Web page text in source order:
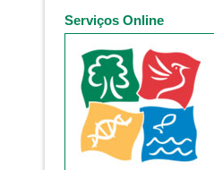
Serviços Online